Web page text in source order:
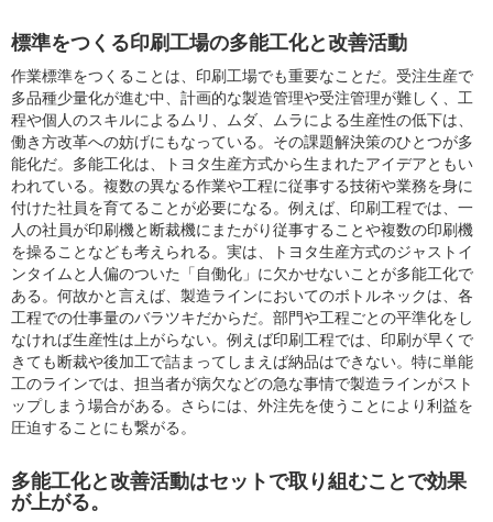
標準をつくる印刷工場の多能工化と改善活動
作業標準をつくることは、印刷工場でも重要なことだ。受注生産で
多品種少量化が進む中、計画的な製造管理や受注管理が難しく、工
程や個人のスキルによるムリ、ムダ、ムラによる生産性の低下は、
働き方改革への妨げにもなっている。その課題解決策のひとつが多
能化だ。多能工化は、トヨタ生産方式から生まれたアイデアともい
われている。複数の異なる作業や工程に従事する技術や業務を身に
付けた社員を育てることが必要になる。例えば、印刷工程では、一
人の社員が印刷機と断裁機にまたがり従事することや複数の印刷機
を操ることなども考えられる。実は、トヨタ生産方式のジャストイ
ンタイムと人偏のついた「自働化」に欠かせないことが多能工化で
ある。何故かと言えば、製造ラインにおいてのボトルネックは、各
工程での仕事量のバラツキだからだ。部門や工程ごとの平準化をし
なければ生産性は上がらない。例えば印刷工程では、印刷が早くで
きても断裁や後加工で詰まってしまえば納品はできない。特に単能
工のラインでは、担当者が病欠などの急な事情で製造ラインがスト
ップしまう場合がある。さらには、外注先を使うことにより利益を
圧迫することにも繋がる。
多能工化と改善活動はセットで取り組むことで効果
が上がる。